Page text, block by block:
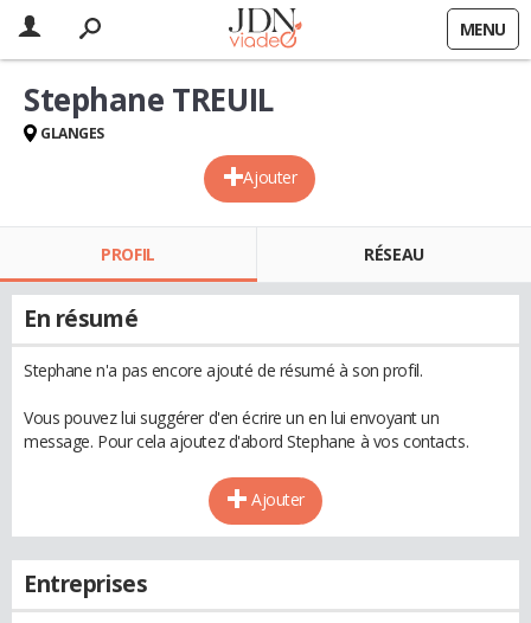
MENU
Ajouter
Stephane TREUIL
GLANGES
PROFIL RÉSEAU
En résumé
Stephane n'a pas encore ajouté de résumé à son profil.
Vous pouvez lui suggérer d'en écrire un en lui envoyant un
message. Pour cela ajoutez d'abord Stephane à vos contacts.
Ajouter
Entreprises